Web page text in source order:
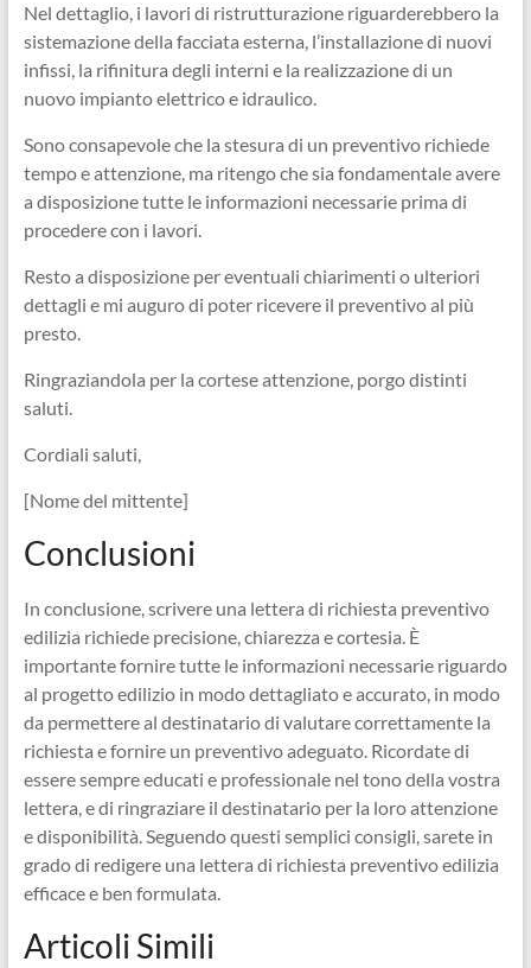
Nel dettaglio, i lavori di ristrutturazione riguarderebbero la
sistemazione della facciata esterna, l’installazione di nuovi
infissi, la rifinitura degli interni e la realizzazione di un
nuovo impianto elettrico e idraulico.
Sono consapevole che la stesura di un preventivo richiede
tempo e attenzione, ma ritengo che sia fondamentale avere
a disposizione tutte le informazioni necessarie prima di
procedere con i lavori.
Resto a disposizione per eventuali chiarimenti o ulteriori
dettagli e mi auguro di poter ricevere il preventivo al più
presto.
Ringraziandola per la cortese attenzione, porgo distinti
saluti.
Cordiali saluti,
[Nome del mittente]
Conclusioni
In conclusione, scrivere una lettera di richiesta preventivo
edilizia richiede precisione, chiarezza e cortesia. È
importante fornire tutte le informazioni necessarie riguardo
al progetto edilizio in modo dettagliato e accurato, in modo
da permettere al destinatario di valutare correttamente la
richiesta e fornire un preventivo adeguato. Ricordate di
essere sempre educati e professionale nel tono della vostra
lettera, e di ringraziare il destinatario per la loro attenzione
e disponibilità. Seguendo questi semplici consigli, sarete in
grado di redigere una lettera di richiesta preventivo edilizia
efficace e ben formulata.
Articoli Simili